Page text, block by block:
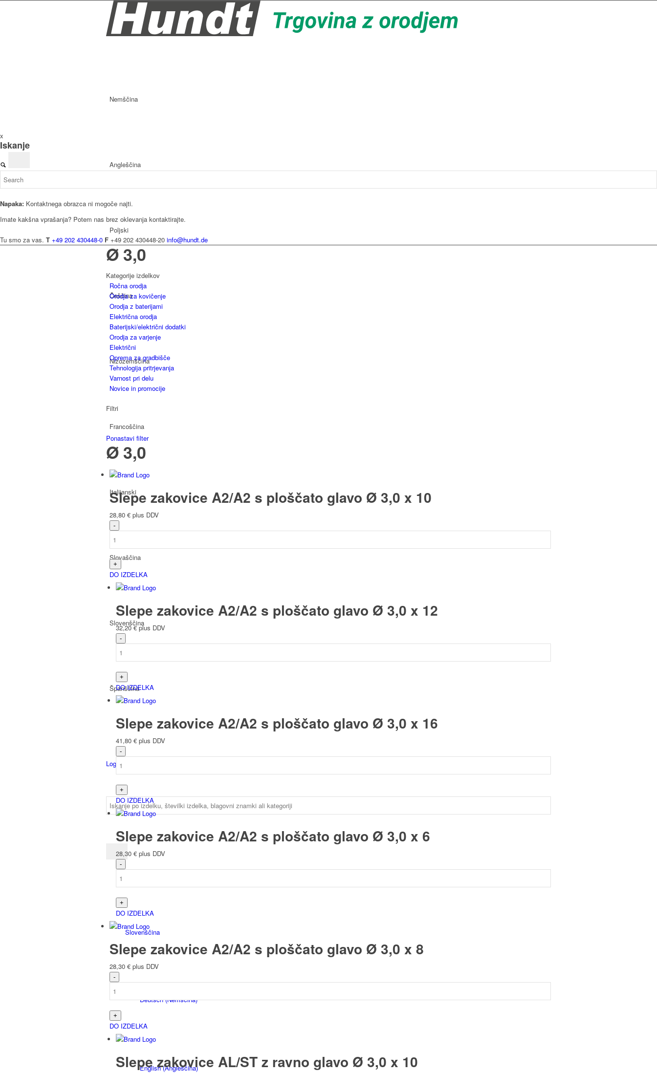
Nemščina
Angleščina
Poljski
Češčina
Nizozemščina
Francoščina
Italijanski
Slovaščina
Slovenščina
Španščina
Login
Slovenščina
Deutsch(Nemščina)
English(Angleščina)
x
Iskanje
Napaka: Kontaktnega obrazca ni mogoče najti.
Imate kakšna vprašanja? Potem nas brez oklevanja kontaktirajte.
Tu smo za vas. T +49 202 430448-0 F +49 202 430448-20 info@hundt.de
Ø 3,0
Kategorije izdelkov
Ročna orodja
Orodja za kovičenje
Orodja z baterijami
Električna orodja
Baterijski/električni dodatki
Orodja za varjenje
Električni
Oprema za gradbišče
Tehnologija pritrjevanja
Varnost pri delu
Novice in promocije
Filtri
Ponastavi filter
Ø 3,0
Slepe zakovice A2/A2 s ploščato glavo Ø 3,0 x 10
28,80 € plus DDV
DO IZDELKA
Slepe zakovice A2/A2 s ploščato glavo Ø 3,0 x 12
32,20€ plus DDV
DO IZDELKA
Slepe zakovice A2/A2 s ploščato glavo Ø 3,0 x 16
41,80 € plus DDV
DO IZDELKA
Slepe zakovice A2/A2 s ploščato glavo Ø 3,0 x 6
28,30 € plus DDV
DO IZDELKA
Slepe zakovice A2/A2 s ploščato glavo Ø 3,0 x 8
28,30 € plus DDV
DO IZDELKA
Slepe zakovice AL/ST z ravno glavo Ø 3,0 x 10